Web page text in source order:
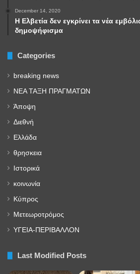
December 14, 2020
Η Ελβετία δεν εγκρίνει τα νέα
δημοψήφισμα
Categories
breaking news
NEA TAΞΗ ΠΡΑΓΜΑΤΩΝ
Άποψη
Διεθνή
Ελλάδα
θρησκεια
Ιστορικά
κοινωνία
Κύπρος
Μετεωροτρόμος
ΥΓΕΙΑ-ΠΕΡΙΒΑΛΛΟΝ
Last Modified Posts